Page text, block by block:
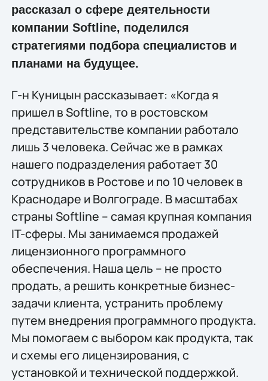
рассказал о сфере деятельности
компании Softline, поделился
стратегиями подбора специалистов и
планами на будущее.
Г-н Куницын рассказывает: «Когда я
пришел в Softline, то в ростовском
представительстве компании работало
лишь 3 человека. Сейчас же в рамках
нашего подразделения работает 30
сотрудников в Ростове и по 10 человек в
Краснодаре и Волгограде. В масштабах
страны Softline – самая крупная компания
IT-сферы. Мы занимаемся продажей
лицензионного программного
обеспечения. Наша цель – не просто
продать, а решить конкретные бизнес-
задачи клиента, устранить проблему
путем внедрения программного продукта.
Мы помогаем с выбором как продукта, так
и схемы его лицензирования, с
установкой и технической поддержкой.